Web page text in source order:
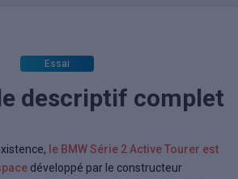
Essai
descriptif complet
le BMW Série 2 Active Tourer est
développé par le constructeur